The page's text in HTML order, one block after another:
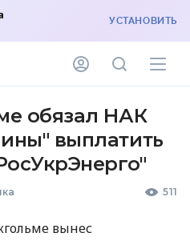
УСТАНОВИТЬ
обязал НАК
выплатить
511
вынес